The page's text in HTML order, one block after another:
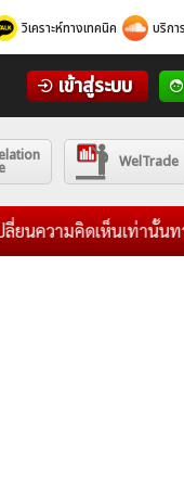
วิเคราะห์ทางเทคนิค บริกา
เข้าสู่ระบบ
WelTrade
ดเห็นเท่านั้นทาง เรา